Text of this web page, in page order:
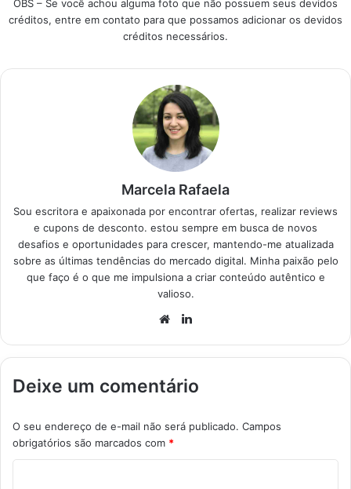
sofisticado.
Analisando dados de
reviews e volumes de
selecionamos…
para te ajudar a
escolher a opção que
cabe no seu bolso
tecnologia…
OBS – Se você achou alguma foto que não possuem seus devidos
créditos, entre em contato para que possamos adicionar os devidos
créditos necessários.
Marcela Rafaela
Sou escritora e apaixonada por encontrar ofertas, realizar reviews
e cupons de desconto. estou sempre em busca de novos
desafios e oportunidades para crescer, mantendo-me atualizada
sobre as últimas tendências do mercado digital. Minha paixão pelo
que faço é o que me impulsiona a criar conteúdo autêntico e
valioso.
Website
Deixe um comentário
O seu endereço de e-mail não será publicado. Campos
obrigatórios são marcados com *